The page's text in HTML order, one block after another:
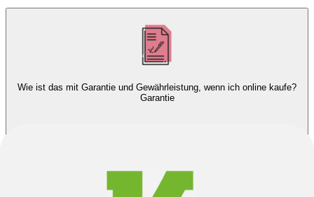
Wie ist das mit Garantie und Gewährleistung, wenn ich online kaufe?
Garantie